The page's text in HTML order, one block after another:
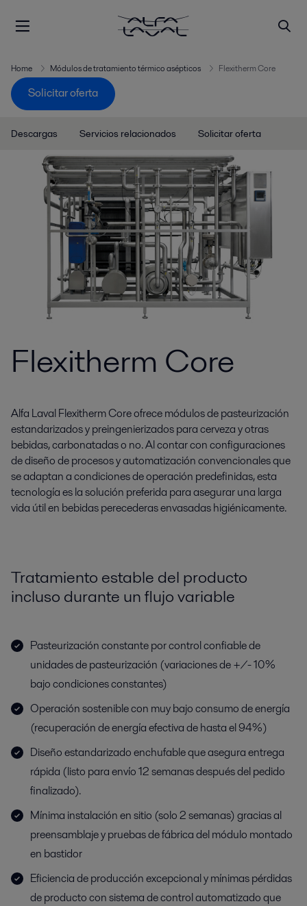
Home Módulos de tratamiento térmico asépticos Flexitherm Core
Solicitar oferta
Descargas Servicios relacionados Solicitar oferta
Flexitherm Core
Alfa Laval Flexitherm Core ofrece módulos de pasteurización
estandarizados y preingenierizados para cerveza y otras
bebidas, carbonatadas o no. Al contar con configuraciones
de diseño de procesos y automatización convencionales que
se adaptan a condiciones de operación predefinidas, esta
tecnología es la solución preferida para asegurar una larga
vida útil en bebidas perecederas envasadas higiénicamente.
Tratamiento estable del producto
incluso durante un flujo variable
Pasteurización constante por control confiable de
unidades de pasteurización (variaciones de +/- 10%
bajo condiciones constantes)
Operación sostenible con muy bajo consumo de energía
(recuperación de energía efectiva de hasta el 94%)
Diseño estandarizado enchufable que asegura entrega
rápida (listo para envío 12 semanas después del pedido
finalizado).
Mínima instalación en sitio (solo 2 semanas) gracias al
preensamblaje y pruebas de fábrica del módulo montado
en bastidor
Eficiencia de producción excepcional y mínimas pérdidas
de producto con sistema de control automatizado que